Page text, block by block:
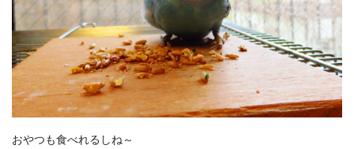
おやつも食べれるしね～